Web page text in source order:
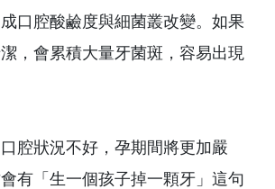
口腔酸鹼度與細菌叢改變。如果
，會累積大量牙菌斑，容易出現
腔狀況不好，孕期間將更加嚴
有「生一個孩子掉一顆牙」這句